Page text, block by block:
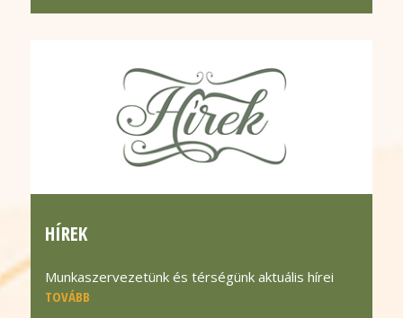
HÍREK
Munkaszervezetünk és térségünk aktuális hírei
TOVÁBB